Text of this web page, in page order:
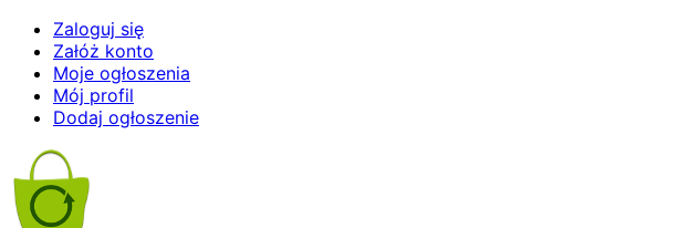
Zaloguj się
Załóż konto
Moje ogłoszenia
Mój profil
Dodaj ogłoszenie